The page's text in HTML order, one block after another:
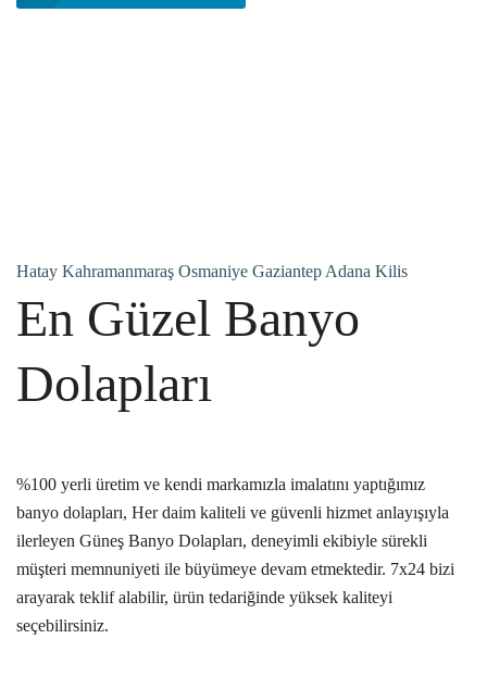
Hatay Kahramanmaraş Osmaniye Gaziantep Adana Kilis
En Güzel Banyo
Dolapları
%100 yerli üretim ve kendi markamızla imalatını yaptığımız
banyo dolapları, Her daim kaliteli ve güvenli hizmet anlayışıyla
ilerleyen Güneş Banyo Dolapları, deneyimli ekibiyle sürekli
müşteri memnuniyeti ile büyümeye devam etmektedir. 7x24 bizi
arayarak teklif alabilir, ürün tedariğinde yüksek kaliteyi
seçebilirsiniz.